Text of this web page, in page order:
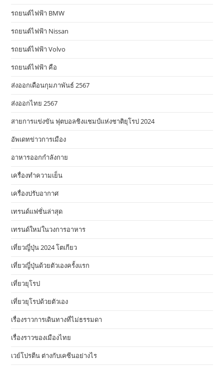
รถยนต์ไฟฟ้า BMW
รถยนต์ไฟฟ้า Nissan
รถยนต์ไฟฟ้า Volvo
รถยนต์ไฟฟ้า คือ
ส่งออกเดือนกุมภาพันธ์ 2567
ส่งออกไทย 2567
สายการแข่งขัน ฟุตบอลชิงแชมป์แห่งชาติยุโรป 2024
อัพเดทข่าวการเมือง
อาหารออกกําลังกาย
เครื่องทำความเย็น
เครื่องปรับอากาศ
เทรนด์แฟชั่นล่าสุด
เทรนด์ใหม่ในวงการอาหาร
เที่ยวญี่ปุ่น 2024 โตเกียว
เที่ยวญี่ปุ่นด้วยตัวเองครั้งแรก
เที่ยวยุโรป
เที่ยวยุโรปด้วยตัวเอง
เรื่องราวการเดินทางที่ไม่ธรรมดา
เรื่องราวของเมืองไทย
เวย์โปรตีน ต่างกับเคซีนอย่างไร